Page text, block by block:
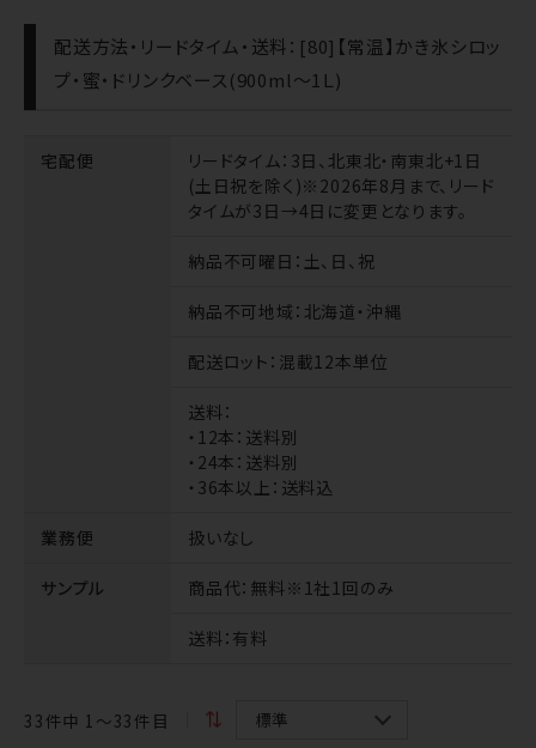
配送方法・リードタイム・送料：[80]【常温】かき氷シロッ
プ・蜜・ドリンクベース(900ml～1Ｌ)
宅配便 リードタイム：3日、北東北・南東北+1日
(土日祝を除く)※2026年8月まで、リード
タイムが3日→4日に変更となります。
納品不可曜日 ：土、日、祝
納品不可地域 ：北海道・沖縄
配送ロット ：混載12本単位
送料：
・12本：送料別
・24本：送料別
・36本以上：送料込
業務便 扱いなし
サンプル 商品代：無料※1社1回のみ
送料：有料
33 件中 1〜33件目